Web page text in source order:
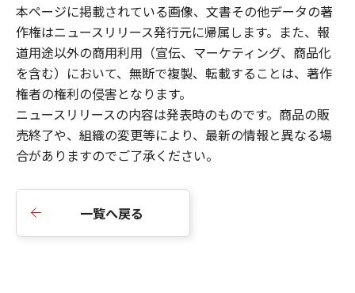
本ページに掲載されている画像、文書その他データの著
作権はニュースリリース発行元に帰属します。また、報
道用途以外の商用利用（宣伝、マーケティング、商品化
を含む）において、無断で複製、転載することは、著作
権者の権利の侵害となります。
ニュースリリースの内容は発表時のものです。商品の販
売終了や、組織の変更等により、最新の情報と異なる場
合がありますのでご了承ください。
一覧へ戻る